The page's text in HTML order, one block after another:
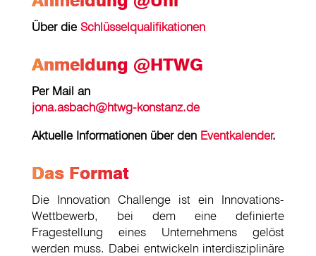
Über die Schlüsselqualifikationen
Anmeldung @HTWG
Per Mail an
jona.asbach@htwg-konstanz.de
Aktuelle Informationen über den Eventkalender.
Das Format
Die Innovation Challenge ist ein Innovations-
Wettbewerb, bei dem eine definierte
Fragestellung eines Unternehmens gelöst
werden muss. Dabei entwickeln interdisziplinäre